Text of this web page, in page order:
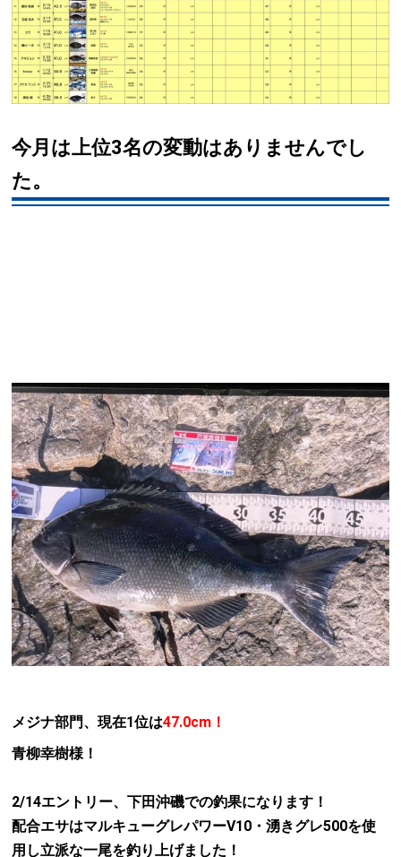
今月は上位3名の変動はありませんでし
た。
メジナ部門、現在1位は47.0cm！
青柳幸樹様！
2/14エントリー、下田沖磯での釣果になります！
配合エサはマルキューグレパワーV10・湧きグレ500を使
用し立派な一尾を釣り上げました！